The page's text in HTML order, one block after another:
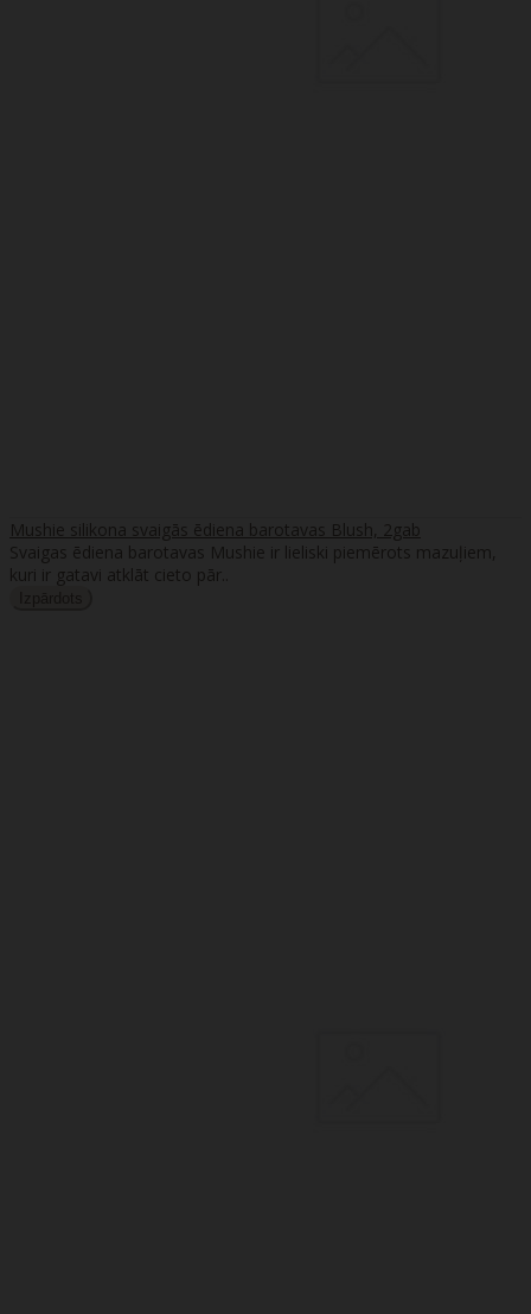
Mushie silikona svaigās ēdiena barotavas Blush, 2gab
Svaigas ēdiena barotavas Mushie ir lieliski piemērots mazuļiem,
kuri ir gatavi atklāt cieto pār..